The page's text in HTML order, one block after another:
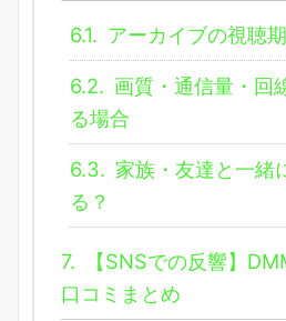
6.1. アーカイブの視聴
6.2. 画質・通信量・回
る場合
6.3. 家族・友達と一緒
る？
7.
【SNSでの反響】
口コミまとめ